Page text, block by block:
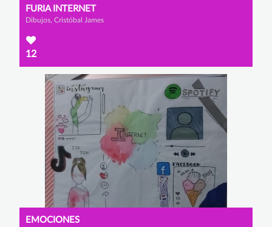
FURIA INTERNET
Dibujos, Cristóbal James
12
EMOCIONES